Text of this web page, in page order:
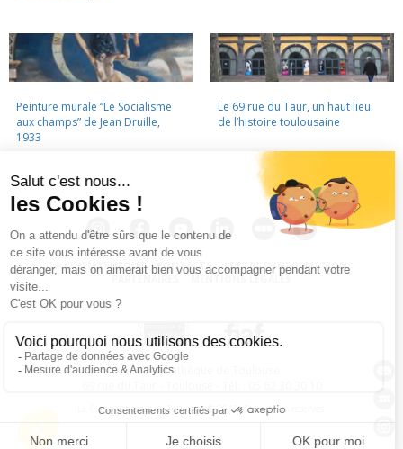
Peinture murale “Le Socialisme
aux champs” de Jean Druille,
1933
Le 69 rue du Taur, un haut lieu
de l’histoire toulousaine
LA CINÉMATHÈQUE CONTACTS · LETTRE D'INFORMATION
MENTIONS LÉGALES
La Cinémathèque de Toulouse
La Cinémathèque de Toulouse © 2015. Tous droits réservés.